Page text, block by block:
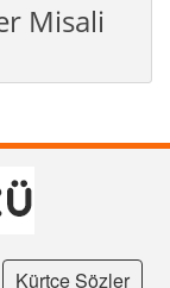
Misali
Kürtçe Sözler